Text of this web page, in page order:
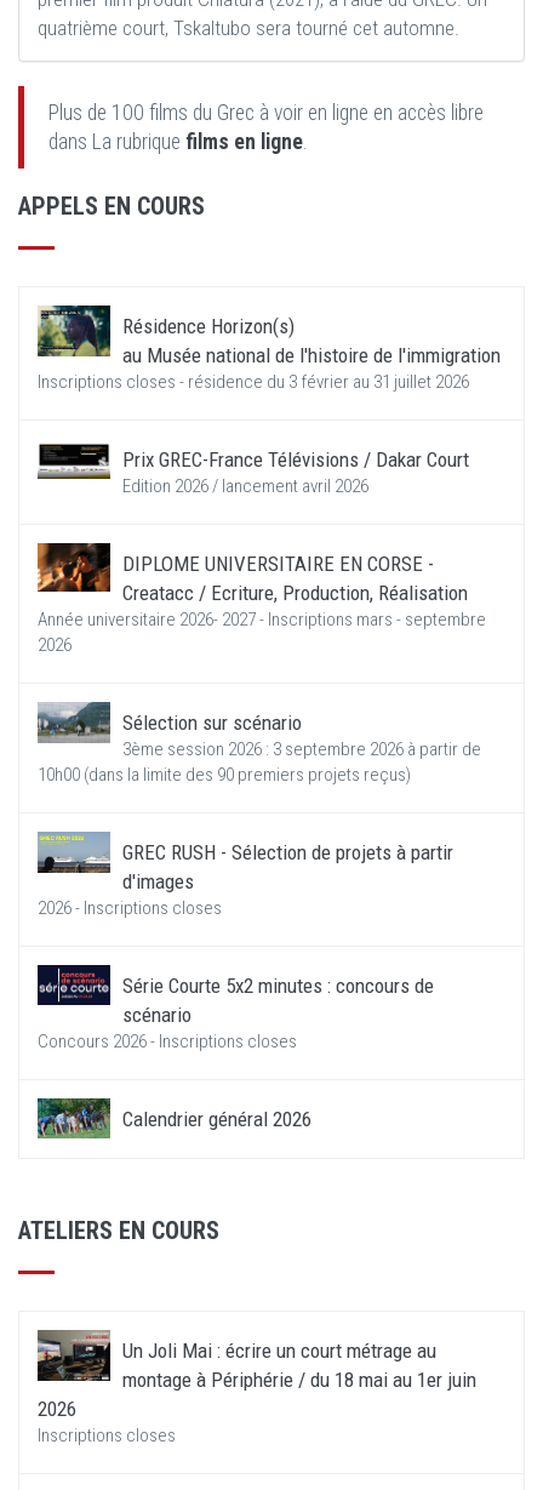
quatrième court, Tskaltubo sera tourné cet automne.
Plus de 100 films du Grec à voir en ligne en accès libre
dans La rubrique films en ligne.
APPELS EN COURS
Résidence Horizon(s)
au Musée national de l'histoire de l'immigration
Inscriptions closes - résidence du 3 février au 31 juillet 2026
Prix GREC-France Télévisions / Dakar Court
Edition 2026 / lancement avril 2026
DIPLOME UNIVERSITAIRE EN CORSE -
Creatacc / Ecriture, Production, Réalisation
Année universitaire 2026- 2027 - Inscriptions mars - septembre
2026
Sélection sur scénario
3ème session 2026 : 3 septembre 2026 à partir de
10h00 (dans la limite des 90 premiers projets reçus)
GREC RUSH - Sélection de projets à partir
d'images
2026 - Inscriptions closes
Série Courte 5x2 minutes : concours de
scénario
Concours 2026 - Inscriptions closes
Calendrier général 2026
ATELIERS EN COURS
Un Joli Mai : écrire un court métrage au
montage à Périphérie / du 18 mai au 1er juin
2026
Inscriptions closes